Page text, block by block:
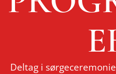
Deltag i